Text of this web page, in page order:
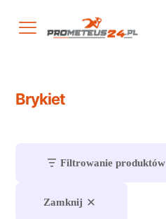
Brykiet
Filtrowanie produktów
Zamknij